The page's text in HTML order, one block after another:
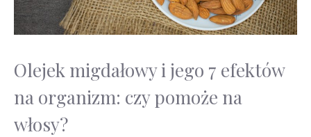
Olejek migdałowy i jego 7 efektów
na organizm: czy pomoże na
włosy?